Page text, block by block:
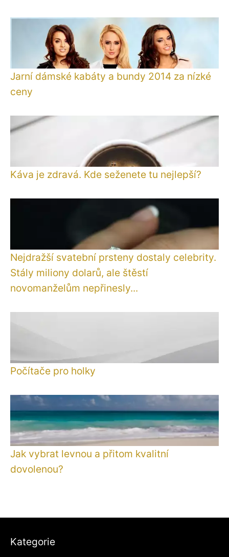
Jarní dámské kabáty a bundy 2014 za nízké
ceny
Káva je zdravá. Kde seženete tu nejlepší?
Nejdražší svatební prsteny dostaly celebrity.
Stály miliony dolarů, ale štěstí
novomanželům nepřinesly...
Počítače pro holky
Jak vybrat levnou a přitom kvalitní
dovolenou?
Kategorie